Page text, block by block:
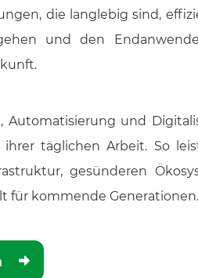
die langlebig sind,
und den
Automatisierung und
täglichen Arbeit. So
gesünderen
für kommende